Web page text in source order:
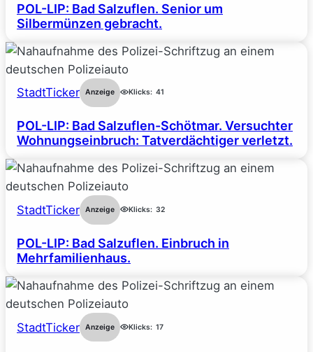
POL-LIP: Bad Salzuflen. Senior um
Silbermünzen gebracht.
StadtTicker Anzeige Klicks: 41
POL-LIP: Bad Salzuflen-Schötmar. Versuchter
Wohnungseinbruch: Tatverdächtiger verletzt.
StadtTicker Anzeige Klicks: 32
POL-LIP: Bad Salzuflen. Einbruch in
Mehrfamilienhaus.
StadtTicker Anzeige Klicks: 17